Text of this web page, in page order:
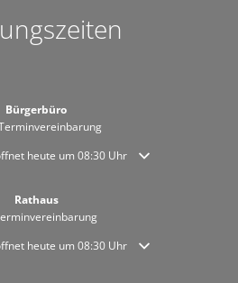
Bürgerbüro
Öffnungs- oder Schließzeiten
heute um 08:30 Uhr
Rathaus
Öffnungs- oder Schließzeiten
heute um 08:30 Uhr